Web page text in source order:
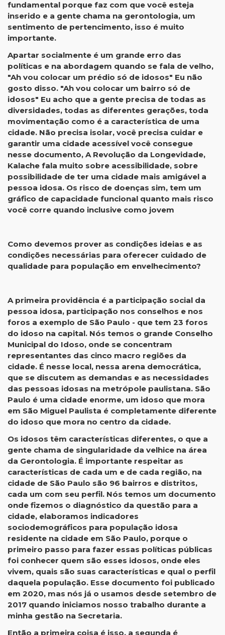
fundamental porque faz com que você esteja
inserido e a gente chama na gerontologia, um
sentimento de pertencimento, isso é muito
importante.
Apartar socialmente é um grande erro das
políticas e na abordagem quando se fala de velho,
"Ah vou colocar um prédio só de idosos" Eu não
gosto disso. "Ah vou colocar um bairro só de
idosos" Eu acho que a gente precisa de todas as
diversidades, todas as diferentes gerações, toda
movimentação como é a característica de uma
cidade. Não precisa isolar, você precisa cuidar e
garantir uma cidade acessível você consegue
nesse documento, A Revolução da Longevidade,
Kalache fala muito sobre acessibilidade, sobre
possibilidade de ter uma cidade mais amigável a
pessoa idosa. Os risco de doenças sim, tem um
gráfico de capacidade funcional quanto mais risco
você corre quando inclusive como jovem
Como devemos prover as condições ideias e as
condições necessárias para oferecer cuidado de
qualidade para população em envelhecimento?
A primeira providência é a participação social da
pessoa idosa, participação nos conselhos e nos
foros a exemplo de São Paulo - que tem 23 foros
do idoso na capital. Nós temos o grande Conselho
Municipal do Idoso, onde se concentram
representantes das cinco macro regiões da
cidade. É nesse local, nessa arena democrática,
que se discutem as demandas e as necessidades
das pessoas idosas na metrópole paulistana. São
Paulo é uma cidade enorme, um idoso que mora
em São Miguel Paulista é completamente diferente
do idoso que mora no centro da cidade.
Os idosos têm características diferentes, o que a
gente chama de singularidade da velhice na área
da Gerontologia. É importante respeitar as
características de cada um e de cada região, na
cidade de São Paulo são 96 bairros e distritos,
cada um com seu perfil. Nós temos um documento
onde fizemos o diagnóstico da questão para a
cidade, elaboramos indicadores
sociodemográficos para população idosa
residente na cidade em São Paulo, porque o
primeiro passo para fazer essas políticas públicas
foi conhecer quem são esses idosos, onde eles
vivem, quais são suas características e qual o perfil
daquela população. Esse documento foi publicado
em 2020, mas nós já o usamos desde setembro de
2017 quando iniciamos nosso trabalho durante a
minha gestão na Secretaria.
Então a primeira coisa é isso, a segunda é